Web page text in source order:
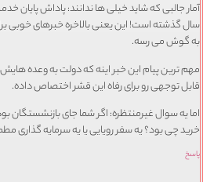
آمار جالبی که شاید خیلی ها ندانند: پاداش پایان
سال گذشته است! این یعنی بالاخره خبرهای خوبی
به گوش می رسه.
مهم ترین پیام این خبر اینه که دولت به وعده
قابل توجهی رو برای رفاه این قشر اختصاص داده.
اما یه سوال غیرمنتظره: اگر شما جای بازنشستگان
خرید چی بود؟ یه سفر رویایی یا یه سرمایه گذاری
پاسخ